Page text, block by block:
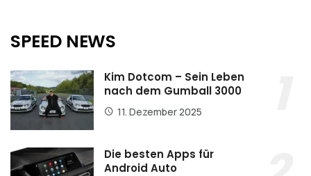
SPEED NEWS
Kim Dotcom – Sein Leben
nach dem Gumball 3000
11. Dezember 2025
Die besten Apps für
Android Auto